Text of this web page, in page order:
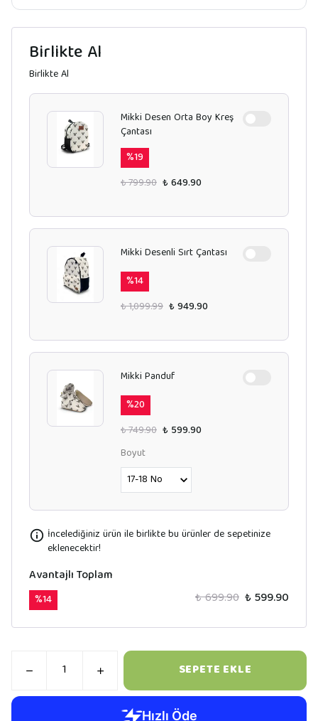
Birlikte Al
Birlikte Al
Mikki Desen Orta Boy Kreş
Çantası
%19
₺ 799.90 ₺ 649.90
Mikki Desenli Sırt Çantası
%14
₺ 1,099.99 ₺ 949.90
Mikki Panduf
%20
₺ 749.90 ₺ 599.90
Boyut
İncelediğiniz ürün ile birlikte bu ürünler de sepetinize
eklenecektir!
Avantajlı Toplam
%14 ₺ 699.90 ₺ 599.90
SEPETE EKLE